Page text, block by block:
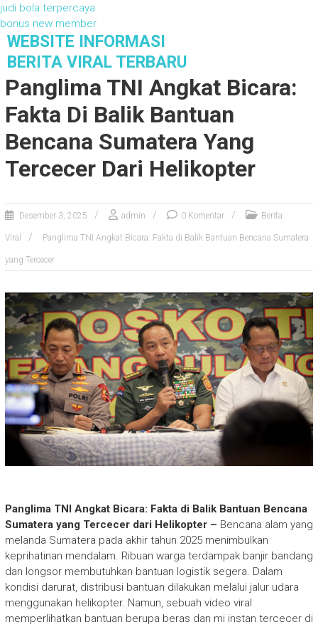
judi bola terpercaya
bonus new member
WEBSITE INFORMASI
BERITA VIRAL TERBARU
Panglima TNI Angkat Bicara:
Fakta Di Balik Bantuan
Bencana Sumatera Yang
Tercecer Dari Helikopter
Desember 3, 2025 admin 0 Komentar Berita
Viral Panglima TNI Angkat Bicara: Fakta di Balik Bantuan Bencana Sumatera
yang Tercecer
Panglima TNI Angkat Bicara: Fakta di Balik Bantuan Bencana
Sumatera yang Tercecer dari Helikopter – Bencana alam yang
melanda Sumatera pada akhir tahun 2025 menimbulkan
keprihatinan mendalam. Ribuan warga terdampak banjir bandang
dan longsor membutuhkan bantuan logistik segera. Dalam
kondisi darurat, distribusi bantuan dilakukan melalui jalur udara
menggunakan helikopter. Namun, sebuah video viral
memperlihatkan bantuan berupa beras dan mi instan tercecer di